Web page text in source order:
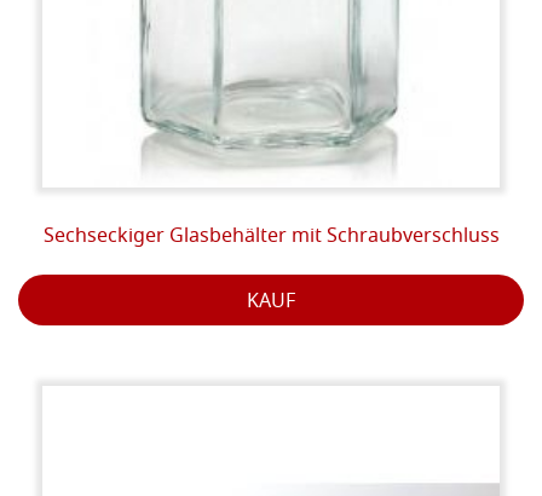
Sechseckiger Glasbehälter mit Schraubverschluss
KAUF